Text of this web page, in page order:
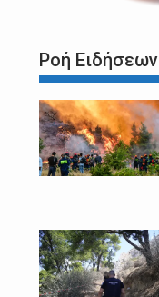
Ροή Ειδήσεων